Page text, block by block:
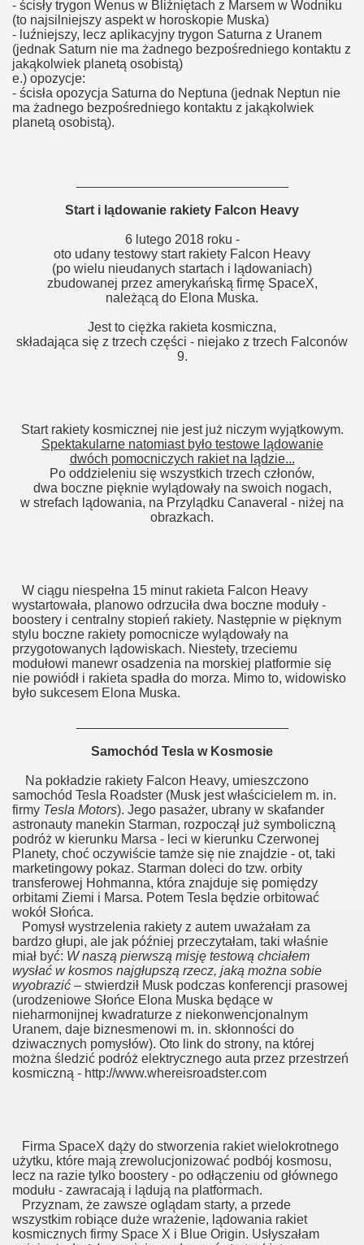
- ścisły trygon Wenus w Bliźniętach z Marsem w Wodniku
(to najsilniejszy aspekt w horoskopie Muska)
- luźniejszy, lecz aplikacyjny trygon Saturna z Uranem
(jednak Saturn nie ma żadnego bezpośredniego kontaktu z
jakąkolwiek planetą osobistą)
e.) opozycje:
- ścisła opozycja Saturna do Neptuna (jednak Neptun nie
ma żadnego bezpośredniego kontaktu z jakąkolwiek
planetą osobistą).
Start i lądowanie rakiety Falcon Heavy
6 lutego 2018 roku -
oto udany testowy start rakiety Falcon Heavy
(po wielu nieudanych startach i lądowaniach)
zbudowanej przez amerykańską firmę SpaceX,
należącą do Elona Muska.
Jest to ciężka rakieta kosmiczna,
składająca się z trzech części - niejako z trzech Falconów
9.
Start rakiety kosmicznej nie jest już niczym wyjątkowym.
Spektakularne natomiast było testowe lądowanie
dwóch pomocniczych rakiet na lądzie...
Po oddzieleniu się wszystkich trzech członów,
dwa boczne pięknie wylądowały na swoich nogach,
w strefach lądowania, na Przylądku Canaveral - niżej na
obrazkach.
W ciągu niespełna 15 minut rakieta Falcon Heavy
wystartowała, planowo odrzuciła dwa boczne moduły -
boostery i centralny stopień rakiety. Następnie w pięknym
stylu boczne rakiety pomocnicze wylądowały na
przygotowanych lądowiskach. Niestety, trzeciemu
modułowi manewr osadzenia na morskiej platformie się
nie powiódł i rakieta spadła do morza. Mimo to, widowisko
było sukcesem Elona Muska.
Samochód Tesla w Kosmosie
Na pokładzie rakiety Falcon Heavy, umieszczono
samochód Tesla Roadster (Musk jest właścicielem m. in.
firmy Tesla Motors). Jego pasażer, ubrany w skafander
astronauty manekin Starman, rozpoczął już symboliczną
podróż w kierunku Marsa - leci w kierunku Czerwonej
Planety, choć oczywiście tamże się nie znajdzie - ot, taki
marketingowy pokaz. Starman doleci do tzw. orbity
transferowej Hohmanna, która znajduje się pomiędzy
orbitami Ziemi i Marsa. Potem Tesla będzie orbitować
wokół Słońca.
Pomysł wystrzelenia rakiety z autem uważałam za
bardzo głupi, ale jak później przeczytałam, taki właśnie
miał być: W naszą pierwszą misję testową chciałem
wysłać w kosmos najgłupszą rzecz, jaką można sobie
wyobrazić – stwierdził Musk podczas konferencji prasowej
(urodzeniowe Słońce Elona Muska będące w
nieharmonijnej kwadraturze z niekonwencjonalnym
Uranem, daje biznesmenowi m. in. skłonności do
dziwacznych pomysłów). Oto link do strony, na której
można śledzić podróż elektrycznego auta przez przestrzeń
kosmiczną - http://www.whereisroadster.com
Firma SpaceX dąży do stworzenia rakiet wielokrotnego
użytku, które mają zrewolucjonizować podbój kosmosu,
lecz na razie tylko boostery - po odłączeniu od głównego
modułu - zawracają i lądują na platformach.
Przyznam, że zawsze oglądam starty, a przede
wszystkim robiące duże wrażenie, lądowania rakiet
kosmicznych firmy Space X i Blue Origin. Usłyszałam